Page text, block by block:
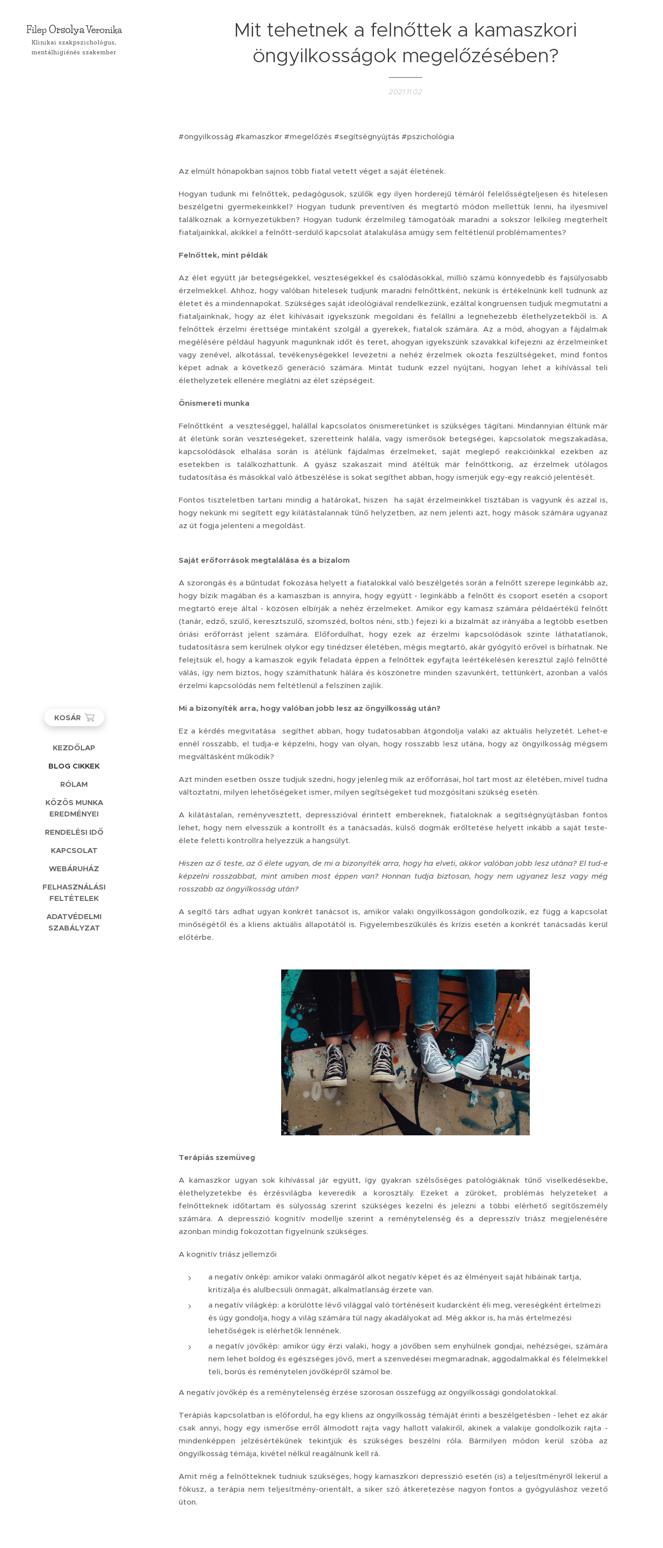
Filep OrsolyaVeronika
Klinikai szakpszichológus,
mentálhigiénés szakember
KOSÁR
KEZDŐLAP
BLOG CIKKEK
RÓLAM
KÖZÖS MUNKA
EREDMÉNYEI
RENDELÉSI IDŐ
KAPCSOLAT
WEBÁRUHÁZ
FELHASZNÁLÁSI
FELTÉTELEK
ADATVÉDELMI
SZABÁLYZAT
Mit tehetnek a felnőttek a kamaszkori
öngyilkosságok megelőzésében?
2021.11.02
#öngyilkosság #kamaszkor #megelőzés #segítségnyújtás #pszichológia
Az elmúlt hónapokban sajnos több fiatal vetett véget a saját életének.
Hogyan tudunk mi felnőttek, pedagógusok, szülők egy ilyen horderejű témáról felelősségteljesen és hitelesen
beszélgetni gyermekeinkkel? Hogyan tudunk preventíven és megtartó módon mellettük lenni, ha ilyesmivel
találkoznak a környezetükben? Hogyan tudunk érzelmileg támogatóak maradni a sokszor lelkileg megterhelt
fiataljainkkal, akikkel a felnőtt-serdülő kapcsolat átalakulása amúgy sem feltétlenül problémamentes?
Felnőttek, mint példák
Az élet együtt jár betegségekkel, veszteségekkel és csalódásokkal, millió számú könnyedebb és fajsúlyosabb
érzelmekkel. Ahhoz, hogy valóban hitelesek tudjunk maradni felnőttként, nekünk is értékelnünk kell tudnunk az
életet és a mindennapokat. Szükséges saját ideológiával rendelkezünk, ezáltal kongruensen tudjuk megmutatni a
fiataljainknak, hogy az élet kihívásait igyekszünk megoldani és felállni a legnehezebb élethelyzetekből is. A
felnőttek érzelmi érettsége mintaként szolgál a gyerekek, fiatalok számára. Az a mód, ahogyan a fájdalmak
megélésére például hagyunk magunknak időt és teret, ahogyan igyekszünk szavakkal kifejezni az érzelmeinket
vagy zenével, alkotással, tevékenységekkel levezetni a nehéz érzelmek okozta feszültségeket, mind fontos
képet adnak a következő generáció számára. Mintát tudunk ezzel nyújtani, hogyan lehet a kihívással teli
élethelyzetek ellenére meglátni az élet szépségeit.
Önismereti munka
Felnőttként a veszteséggel, halállal kapcsolatos önismeretünket is szükséges tágítani. Mindannyian éltünk már
át életünk során veszteségeket, szeretteink halála, vagy ismerősök betegségei, kapcsolatok megszakadása,
kapcsolódások elhalása során is átélünk fájdalmas érzelmeket, saját meglepő reakcióinkkal ezekben az
esetekben is találkozhattunk. A gyász szakaszait mind átéltük már felnőttkorig, az érzelmek utólagos
tudatosítása és másokkal való átbeszélése is sokat segíthet abban, hogy ismerjük egy-egy reakció jelentését.
Fontos tiszteletben tartani mindig a határokat, hiszen ha saját érzelmeinkkel tisztában is vagyunk és azzal is,
hogy nekünk mi segített egy kilátástalannak tűnő helyzetben, az nem jelenti azt, hogy mások számára ugyanaz
az út fogja jelenteni a megoldást.
Saját erőforrások megtalálása és a bizalom
A szorongás és a bűntudat fokozása helyett a fiatalokkal való beszélgetés során a felnőtt szerepe leginkább az,
hogy bízik magában és a kamaszban is annyira, hogy együtt - leginkább a felnőtt és csoport esetén a csoport
megtartó ereje által - közösen elbírják a nehéz érzelmeket. Amikor egy kamasz számára példaértékű felnőtt
(tanár, edző, szülő, keresztszülő, szomszéd, boltos néni, stb.) fejezi ki a bizalmát az irányába a legtöbb esetben
óriási erőforrást jelent számára. Előfordulhat, hogy ezek az érzelmi kapcsolódások szinte láthatatlanok,
tudatosításra sem kerülnek olykor egy tinédzser életében, mégis megtartó, akár gyógyító erővel is bírhatnak. Ne
felejtsük el, hogy a kamaszok egyik feladata éppen a felnőttek egyfajta leértékelésén keresztül zajló felnőtté
válás, így nem biztos, hogy számíthatunk hálára és köszönetre minden szavunkért, tettünkért, azonban a valós
érzelmi kapcsolódás nem feltétlenül a felszínen zajlik.
Mi a bizonyíték arra, hogy valóban jobb lesz az öngyilkosság után?
Ez a kérdés megvitatása segíthet abban, hogy tudatosabban átgondolja valaki az aktuális helyzetét. Lehet-e
ennél rosszabb, el tudja-e képzelni, hogy van olyan, hogy rosszabb lesz utána, hogy az öngyilkosság mégsem
megváltásként működik?
Azt minden esetben össze tudjuk szedni, hogy jelenleg mik az erőforrásai, hol tart most az életében, mivel tudna
változtatni, milyen lehetőségeket ismer, milyen segítségeket tud mozgósítani szükség esetén.
A kilátástalan, reményvesztett, depresszióval érintett embereknek, fiataloknak a segítségnyújtásban fontos
lehet, hogy nem elvesszük a kontrollt és a tanácsadás, külső dogmák erőltetése helyett inkább a saját teste-
élete feletti kontrollra helyezzük a hangsúlyt.
Hiszen az ő teste, az ő élete ugyan, de mi a bizonyíték arra, hogy ha elveti, akkor valóban jobb lesz utána? El tud-e
képzelni rosszabbat, mint amiben most éppen van? Honnan tudja biztosan, hogy nem ugyanez lesz vagy még
rosszabb az öngyilkosság után?
A segítő társ adhat ugyan konkrét tanácsot is, amikor valaki öngyilkosságon gondolkozik, ez függ a kapcsolat
minőségétől és a kliens aktuális állapotától is. Figyelembeszűkülés és krízis esetén a konkrét tanácsadás kerül
előtérbe.
Terápiás szemüveg
A kamaszkor ugyan sok kihívással jár együtt, így gyakran szélsőséges patológiáknak tűnő viselkedésekbe,
élethelyzetekbe és érzésvilágba keveredik a korosztály. Ezeket a zűröket, problémás helyzeteket a
felnőtteknek időtartam és súlyosság szerint szükséges kezelni és jelezni a többi elérhető segítőszemély
számára. A depresszió kognitív modellje szerint a reménytelenség és a depresszív triász megjelenésére
azonban mindig fokozottan figyelnünk szükséges.
A kognitív triász jellemzői
a negatív önkép: amikor valaki önmagáról alkot negatív képet és az élményeit saját hibáinak tartja,
kritizálja és alulbecsüli önmagát, alkalmatlanság érzete van.
a negatív világkép: a körülötte lévő világgal való történéseit kudarcként éli meg, vereségként értelmezi
és úgy gondolja, hogy a világ számára túl nagy akadályokat ad. Még akkor is, ha más értelmezési
lehetőségek is elérhetők lennének.
a negatív jövőkép: amikor úgy érzi valaki, hogy a jövőben sem enyhülnek gondjai, nehézségei, számára
nem lehet boldog és egészséges jövő, mert a szenvedései megmaradnak, aggodalmakkal és félelmekkel
teli, borús és reménytelen jövőképről számol be.
A negatív jövőkép és a reménytelenség érzése szorosan összefügg az öngyilkossági gondolatokkal.
Terápiás kapcsolatban is előfordul, ha egy kliens az öngyilkosság témáját érinti a beszélgetésben - lehet ez akár
csak annyi, hogy egy ismerőse erről álmodott rajta vagy hallott valakiről, akinek a valakije gondolkozik rajta -
mindenképpen jelzésértékűnek tekintjük és szükséges beszélni róla. Bármilyen módon kerül szóba az
öngyilkosság témája, kivétel nélkül reagálnunk kell rá.
Amit még a felnőtteknek tudniuk szükséges, hogy kamaszkori depresszió esetén (is) a teljesítményről lekerül a
fókusz, a terápia nem teljesítmény-orientált, a siker szó átkeretezése nagyon fontos a gyógyuláshoz vezető
úton.